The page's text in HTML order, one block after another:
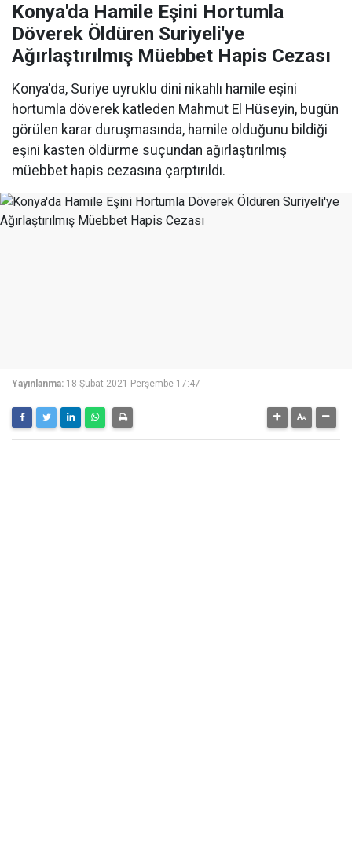
Konya'da Hamile Eşini Hortumla
Döverek Öldüren Suriyeli'ye
Ağırlaştırılmış Müebbet Hapis Cezası
Konya'da, Suriye uyruklu dini nikahlı hamile eşini
hortumla döverek katleden Mahmut El Hüseyin, bugün
görülen karar duruşmasında, hamile olduğunu bildiği
eşini kasten öldürme suçundan ağırlaştırılmış
müebbet hapis cezasına çarptırıldı.
Yayınlanma: 18 Şubat 2021 Perşembe 17:47